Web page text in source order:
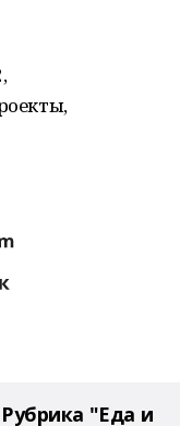
Рубрика "Еда и